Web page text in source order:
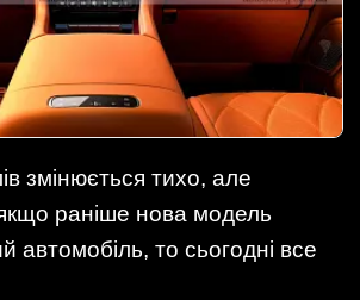
змінюється тихо, але
раніше нова модель
автомобіль, то сьогодні все